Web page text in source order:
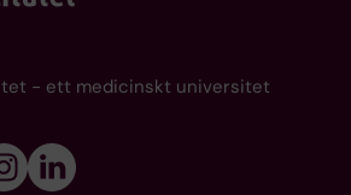
- ett medicinskt universitet